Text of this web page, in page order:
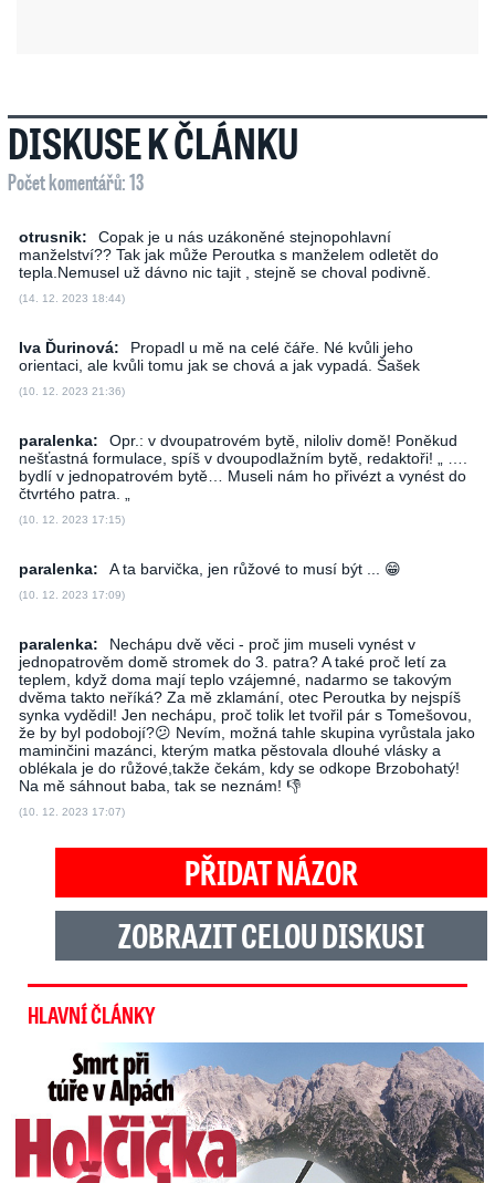
DISKUSE K ČLÁNKU
Počet komentářů: 13
otrusnik:
Copak je u nás uzákoněné stejnopohlavní
manželství?? Tak jak může Peroutka s manželem odletět do
tepla.Nemusel už dávno nic tajit , stejně se choval podivně.
(14. 12. 2023 18:44)
Iva Ďurinová:
Propadl u mě na celé čáře. Né kvůli jeho
orientaci, ale kvůli tomu jak se chová a jak vypadá. Šašek
(10. 12. 2023 21:36)
paralenka:
Opr.: v dvoupatrovém bytě, niloliv domě! Poněkud
nešťastná formulace, spíš v dvoupodlažním bytě, redaktoři! „ ….
bydlí v jednopatrovém bytě… Museli nám ho přivézt a vynést do
čtvrtého patra. „
(10. 12. 2023 17:15)
paralenka: A ta barvička, jen růžové to musí být ... 😁
(10. 12. 2023 17:09)
paralenka:
Nechápu dvě věci - proč jim museli vynést v
jednopatrověm domě stromek do 3. patra? A také proč letí za
teplem, když doma mají teplo vzájemné, nadarmo se takovým
dvěma takto neříká? Za mě zklamání, otec Peroutka by nejspíš
synka vydědil! Jen nechápu, proč tolik let tvořil pár s Tomešovou,
že by byl podobojí?😕 Nevím, možná tahle skupina vyrůstala jako
maminčini mazánci, kterým matka pěstovala dlouhé vlásky a
oblékala je do růžové,takže čekám, kdy se odkope Brzobohatý!
Na mě sáhnout baba, tak se neznám! 👎
(10. 12. 2023 17:07)
PŘIDAT NÁZOR
ZOBRAZIT CELOU DISKUSI
HLAVNÍ ČLÁNKY
Smrt Češky (†14) v Alpách: Zemřela při túře s rodiči